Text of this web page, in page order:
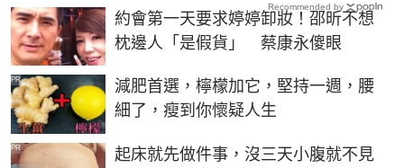
約會第一天要求婷婷卸妝！邵昕不想
枕邊人「是假貨」 蔡康永傻眼
減肥首選，檸檬加它，堅持一週，腰
細了，瘦到你懷疑人生
PR
起床就先做件事，沒三天小腹就不見
PR
Recommended by